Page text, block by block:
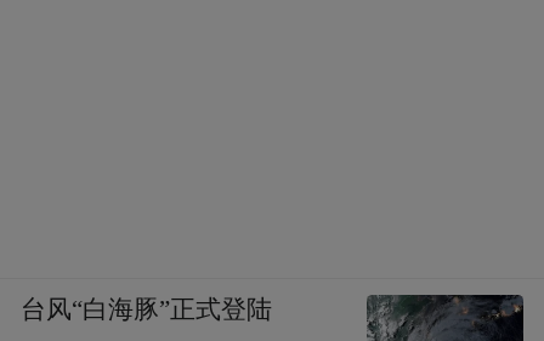
台风“白海豚”正式登陆